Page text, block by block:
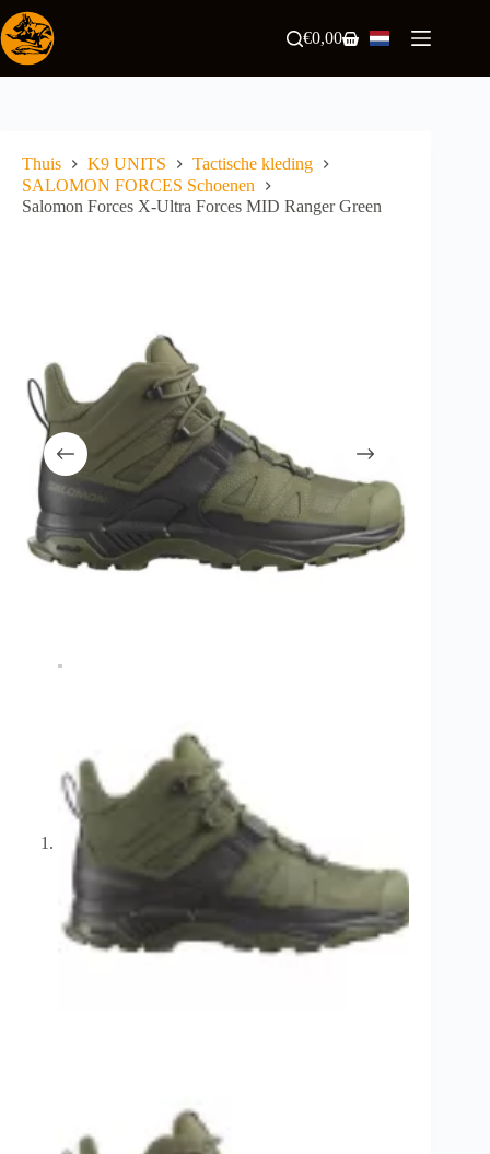
naar
de
inhoud
Winkelwagen
€0,00
Thuis K9 UNITS
Tactische kleding
SALOMON FORCES Schoenen
Salomon Forces X-Ultra Forces MID Ranger Green